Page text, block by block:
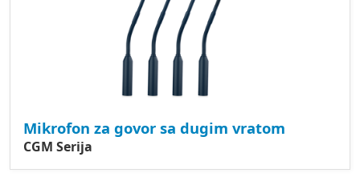
Mikrofon za govor sa dugim vratom
CGM Serija